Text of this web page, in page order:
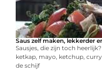
Saus zelf maken, lekkerder
Sausjes, die zijn toch
ketkap, mayo, ketchup,
de schijf